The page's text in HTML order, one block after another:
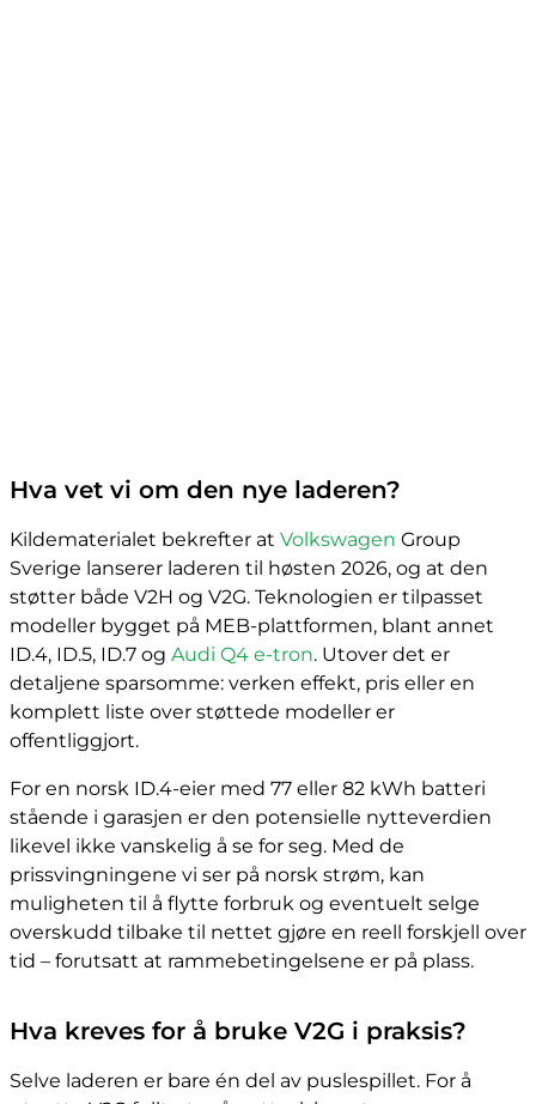
Hva vet vi om den nye laderen?
Kildematerialet bekrefter at Volkswagen Group
Sverige lanserer laderen til høsten 2026, og at den
støtter både V2H og V2G. Teknologien er tilpasset
modeller bygget på MEB-plattformen, blant annet
ID.4, ID.5, ID.7 og Audi Q4 e-tron. Utover det er
detaljene sparsomme: verken effekt, pris eller en
komplett liste over støttede modeller er
offentliggjort.
For en norsk ID.4-eier med 77 eller 82 kWh batteri
stående i garasjen er den potensielle nytteverdien
likevel ikke vanskelig å se for seg. Med de
prissvingningene vi ser på norsk strøm, kan
muligheten til å flytte forbruk og eventuelt selge
overskudd tilbake til nettet gjøre en reell forskjell over
tid – forutsatt at rammebetingelsene er på plass.
Hva kreves for å bruke V2G i praksis?
Selve laderen er bare én del av puslespillet. For å